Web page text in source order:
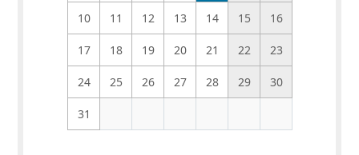
10 11 12 13 14 15 16
17 18 19 20 21 22 23
24 25 26 27 28 29 30
31